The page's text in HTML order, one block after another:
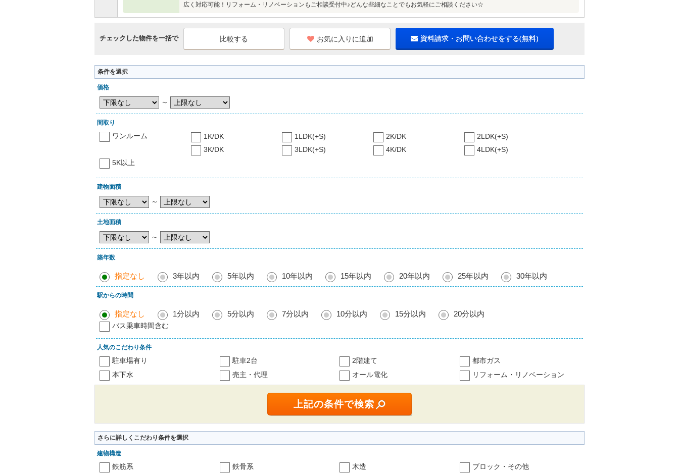
広く対応可能！リフォーム・リノベーションもご相談受付中♪どんな些細なことでもお気軽にご相談ください☆
チェックした物件を一括で お気に入りに追加 資料請求・お問い合わせをする(無料)
条件を選択
価格
～
間取り
ワンルーム 1K/DK 1LDK(+S) 2K/DK
2LDK(+S)
3K/DK
3LDK(+S) 4K/DK
4LDK(+S)
5K以上
建物面積
～
土地面積
～
築年数
指定なし 3年以内 5年以内 10年以内 15年以内 20年以内 25年以内 30年以内
駅からの時間
指定なし 1分以内 5分以内 7分以内 10分以内 15分以内 20分以内
バス乗車時間含む
人気のこだわり条件
駐車場有り 駐車2台 2階建て
都市ガス
本下水
売主・代理 オール電化 リフォーム・リノベーション
さらに詳しくこだわり条件を選択
建物構造
鉄筋系 鉄骨系 木造 ブロック・その他